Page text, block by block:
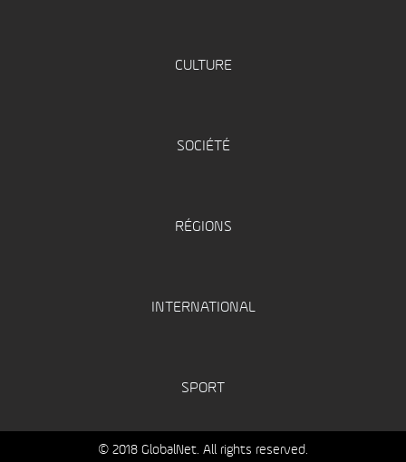
CULTURE
SOCIÉTÉ
RÉGIONS
INTERNATIONAL
SPORT
© 2018 GlobalNet. All rights reserved.